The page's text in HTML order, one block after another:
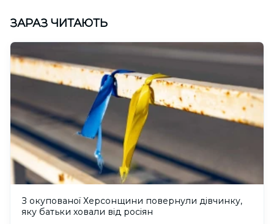
ЗАРАЗ ЧИТАЮТЬ
З окупованої Херсонщини повернули дівчинку,
яку батьки ховали від росіян